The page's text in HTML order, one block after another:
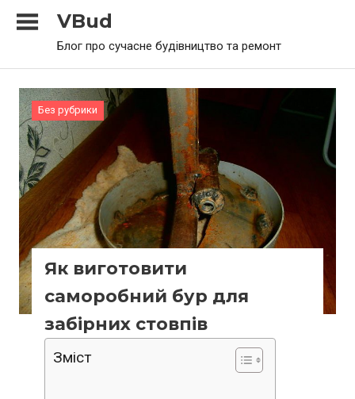
VBud
Блог про сучасне будівництво та ремонт
Без рубрики
Як виготовити
саморобний бур для
забірних стовпів
Зміст